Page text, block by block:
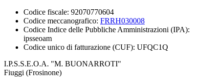
Codice fiscale: 92070770604
Codice meccanografico: FRRH030008
Codice Indice delle Pubbliche Amministrazioni (IPA):
ipsseoam
Codice unico di fatturazione (CUF): UFQC1Q
I.P.S.S.E.O.A. "M. BUONARROTI"
Fiuggi (Frosinone)